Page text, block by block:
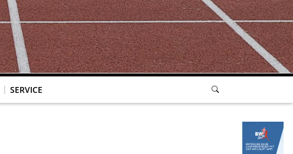
SERVICE